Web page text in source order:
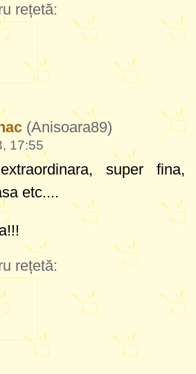
rețetă:
(Anisoara89)
17:55
super fina,
etc....
rețetă: